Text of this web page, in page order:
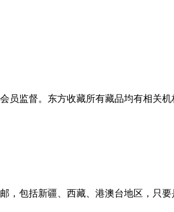
员监督。东方收藏所有藏品均有相关
，包括新疆、西藏、港澳台地区，只